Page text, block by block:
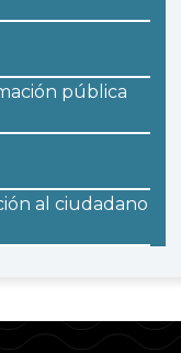
pública
al ciudadano